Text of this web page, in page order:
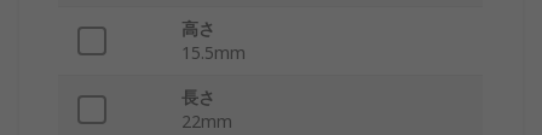
高さ
15.5mm
長さ
22mm